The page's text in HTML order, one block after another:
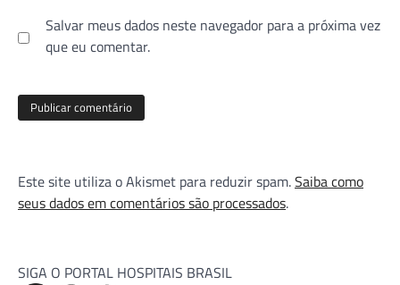
Salvar meus dados neste navegador para a próxima vez
que eu comentar.
Este site utiliza o Akismet para reduzir spam.Saiba como
seus dados em comentários são processados.
SIGA O PORTAL HOSPITAIS BRASIL